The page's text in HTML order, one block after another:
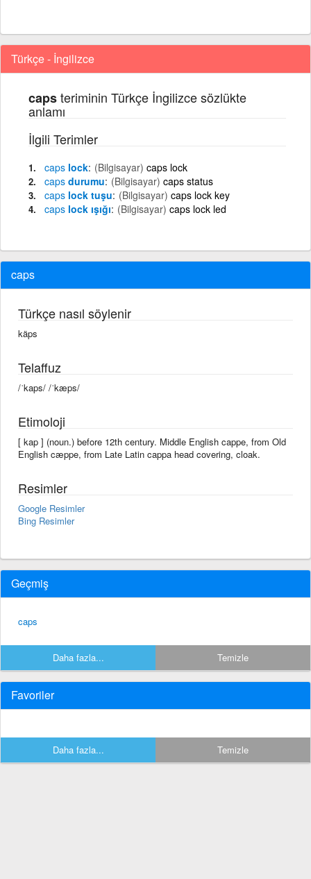
Türkçe - İngilizce
capsteriminin Türkçe İngilizce sözlükte
anlamı
İlgili Terimler
caps lock (Bilgisayar) caps lock
caps durumu (Bilgisayar) caps status
caps lock tuşu (Bilgisayar) caps lock key
caps lock ışığı (Bilgisayar) caps lock led
caps
Türkçe nasıl söylenir
käps
Telaffuz
/ˈkaps/ /ˈkæps/
Etimoloji
[ kap ] (noun.) before 12th century. Middle English cappe, from Old
English cæppe, from Late Latin cappa head covering, cloak.
Resimler
Google Resimler
Bing Resimler
Geçmiş
caps
Daha fazla... Temizle
Favoriler
Daha fazla... Temizle